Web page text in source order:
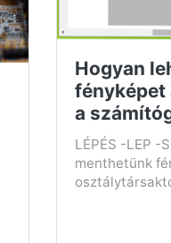
Hogyan
a
LÉPÉS -LEP -
menthetünk